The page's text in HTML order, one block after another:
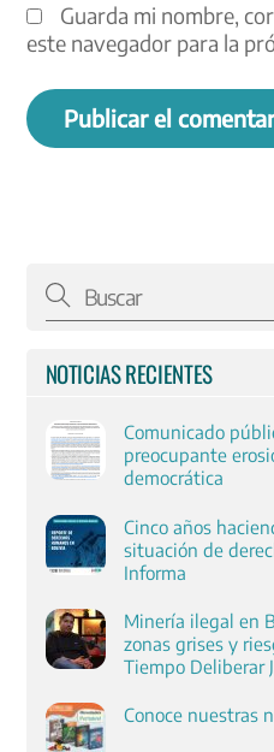
Guarda mi nombre,
este navegador para la
NOTICIAS RECIENTES
Comunicado
preocupante
democrática
Cinco años
situación de
Informa
Minería ilegal en
zonas grises y
Tiempo Deliberar
Conoce nuestras